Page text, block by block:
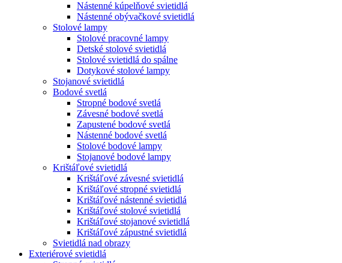
Nástenné kúpelňové svietidlá
Nástenné obývačkové svietidlá
Stolové lampy
Stolové pracovné lampy
Detské stolové svietidlá
Stolové svietidlá do spálne
Dotykové stolové lampy
Stojanové svietidlá
Bodové svetlá
Stropné bodové svetlá
Závesné bodové svetlá
Zapustené bodové svetlá
Nástenné bodové svetlá
Stolové bodové lampy
Stojanové bodové lampy
Krištáľové svietidlá
Krištáľové závesné svietidlá
Krištáľové stropné svietidlá
Krištáľové nástenné svietidlá
Krištáľové stolové svietidlá
Krištáľové stojanové svietidlá
Krištáľové zápustné svietidlá
Svietidlá nad obrazy
Exteriérové svietidlá